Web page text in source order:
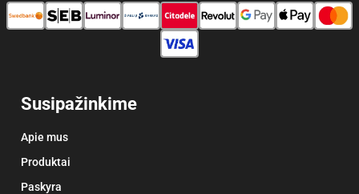
Susipažinkime
Apie mus
Produktai
Paskyra